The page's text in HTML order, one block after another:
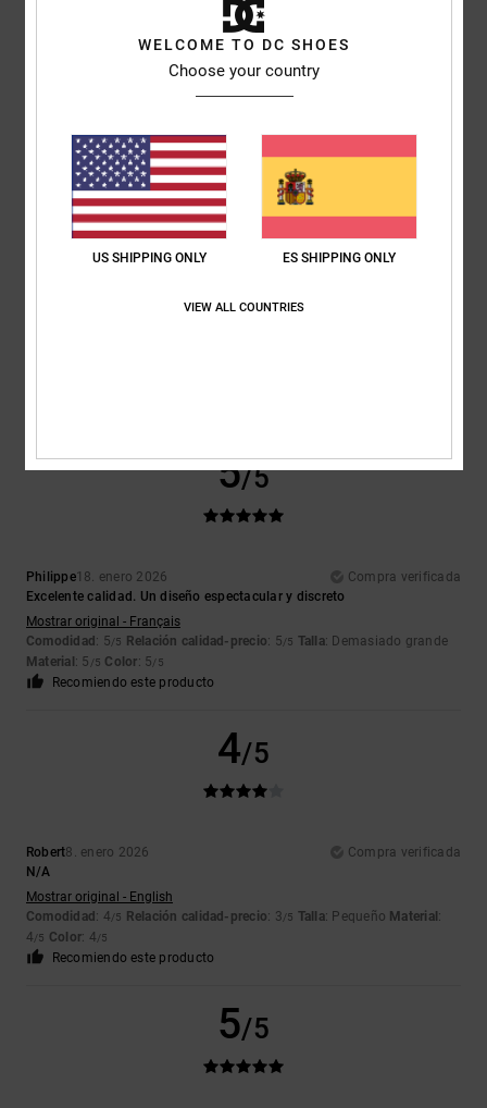
Mostrar original - Français
Recomiendo este producto
4
5/5
Philippe18. enero 2026
Compra verificada
Excelente calidad. Un diseño espectacular y discreto
Mostrar original - Français
Comodidad : 5/5 Relación calidad-precio: 5/5 Talla: Demasiado grande
Material : 5 /5 Color: 5/5
Recomiendo este producto
4/5
Robert8. enero 2026
Compra verificada
N/A
Mostrar original - English
Comodidad : 4/5 Relación calidad-precio: 3/5 Talla: Pequeño Material :
4/5 Color: 4/5
Recomiendo este producto
5/5
WELCOME TO DC SHOES
Choose your country
US SHIPPING ONLY ES SHIPPING ONLY
VIEW ALL COUNTRIES